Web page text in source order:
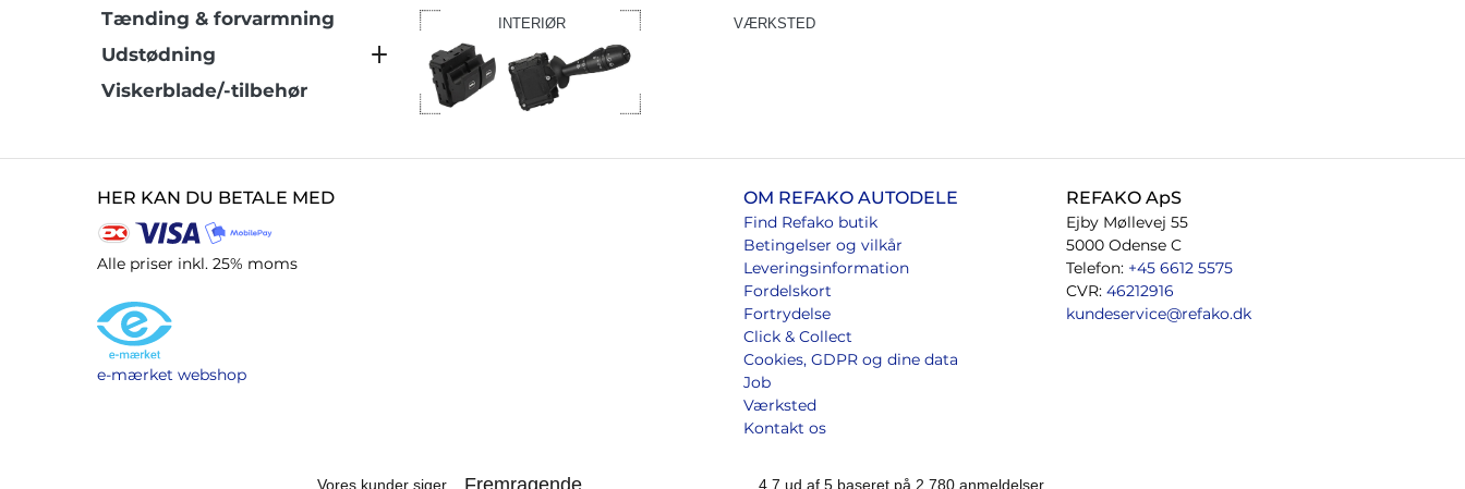
INTERIØR VÆRKSTED
Tænding & forvarmning
Udstødning
Viskerblade/-tilbehør
HER KAN DU BETALE MED
Alle priser inkl. 25% moms
e-mærket webshop
OM REFAKO AUTODELE
Find Refako butik
Betingelser og vilkår
Leveringsinformation
Fordelskort
Fortrydelse
Click & Collect
Cookies, GDPR og dine data
Job
Værksted
Kontakt os
REFAKO ApS
Ejby Møllevej 55
5000 Odense C
Telefon: +45 6612 5575
CVR: 46212916
kundeservice@refako.dk